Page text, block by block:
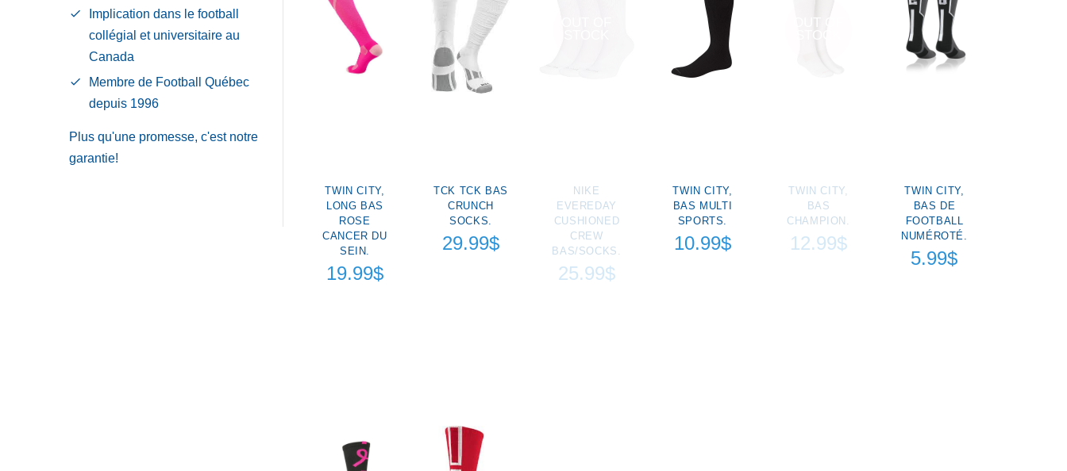
Implication dans le football
collégial et universitaire au
Canada
Membre de Football Québec
depuis 1996
Plus qu'une promesse, c'est notre
garantie!
TWIN CITY,
LONG BAS
ROSE
CANCER DU
SEIN.
19.99$
TCK TCK BAS
CRUNCH
SOCKS.
29.99$
NIKE
EVEREDAY
CUSHIONED
CREW
BAS/SOCKS.
25.99$
TWIN CITY,
BAS MULTI
SPORTS.
10.99$
OUT OF
STOCK
TWIN CITY,
BAS
CHAMPION.
12.99$
TWIN CITY,
BAS DE
FOOTBALL
NUMÉROTÉ.
5.99$